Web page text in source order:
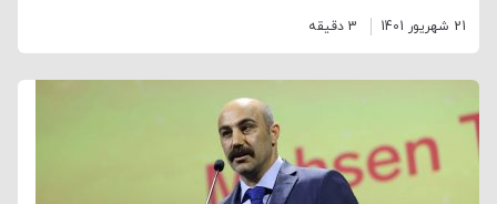
21 شهریور 1401 3 دقیقه